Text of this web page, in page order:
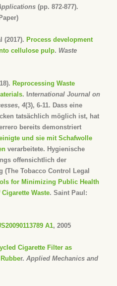
(pp. 872-877).
(2017). Process development
cellulose pulp. Waste
Reprocessing Waste
. I nternational Journal on
, 4(3), 6-11. Dass eine
tatsächlich möglich ist, hat
bereits demonstriert
und sie mit Schafwolle
verarbeitete. Hygienische
offensichtlich der
(The Tobacco Control Legal
for Minimizing Public Health
Waste. Saint Paul:
A1, 2005
Cigarette Filter as
r. Applied Mechanics and